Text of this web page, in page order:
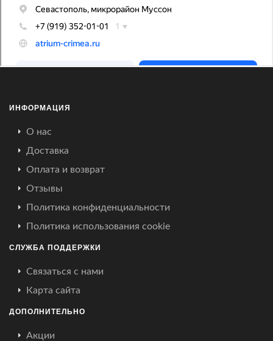
ИНФОРМАЦИЯ
О нас
Доставка
Оплата и возврат
Отзывы
Политика конфиденциальности
Политика использования cookie
СЛУЖБА ПОДДЕРЖКИ
Связаться с нами
Карта сайта
ДОПОЛНИТЕЛЬНО
Акции